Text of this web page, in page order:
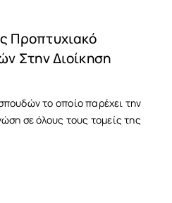
Προπτυχιακό
Στην Διοίκηση
το οποίο παρέχει την
σε όλους τους τομείς της